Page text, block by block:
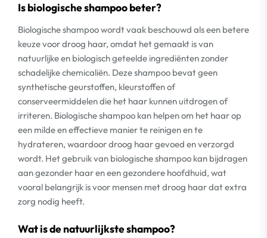
Is biologische shampoo beter?
Biologische shampoo wordt vaak beschouwd als een betere
keuze voor droog haar, omdat het gemaakt is van
natuurlijke en biologisch geteelde ingrediënten zonder
schadelijke chemicaliën. Deze shampoo bevat geen
synthetische geurstoffen, kleurstoffen of
conserveermiddelen die het haar kunnen uitdrogen of
irriteren. Biologische shampoo kan helpen om het haar op
een milde en effectieve manier te reinigen en te
hydrateren, waardoor droog haar gevoed en verzorgd
wordt. Het gebruik van biologische shampoo kan bijdragen
aan gezonder haar en een gezondere hoofdhuid, wat
vooral belangrijk is voor mensen met droog haar dat extra
zorg nodig heeft.
Wat is de natuurlijkste shampoo?